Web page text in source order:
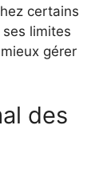
certains
limites
gérer
des